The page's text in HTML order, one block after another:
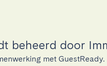
beheerd door
met GuestReady.